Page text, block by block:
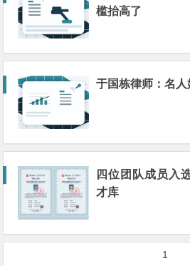
槛抬高了
于国栋律师：名
四位团队成员入
才库
1